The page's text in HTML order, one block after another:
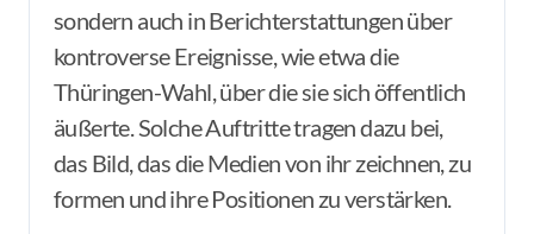
sondern auch in Berichterstattungen über
kontroverse Ereignisse, wie etwa die
Thüringen-Wahl, über die sie sich öffentlich
äußerte. Solche Auftritte tragen dazu bei,
das Bild, das die Medien von ihr zeichnen, zu
formen und ihre Positionen zu verstärken.